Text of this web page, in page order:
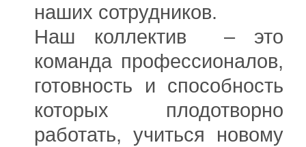
наших сотрудников.
Наш коллектив – это
команда профессионалов,
готовность и способность
которых плодотворно
работать, учиться новому